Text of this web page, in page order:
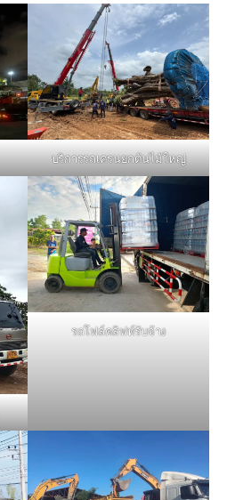
บริการรถเครนยกต้นไม้ใหญ่
รถโฟล์คลิฟท์รับจ้าง